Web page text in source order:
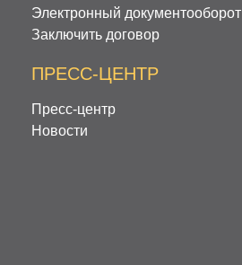
Электронный документооборот
Заключить договор
ПРЕСС-ЦЕНТР
Пресс-центр
Новости